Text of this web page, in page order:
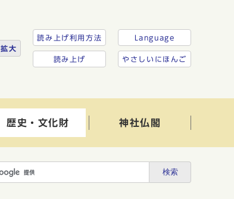
拡大
読み上げ利用方法
読み上げ
Language
やさしいにほんご
歴史・文化財 神社仏閣
検索